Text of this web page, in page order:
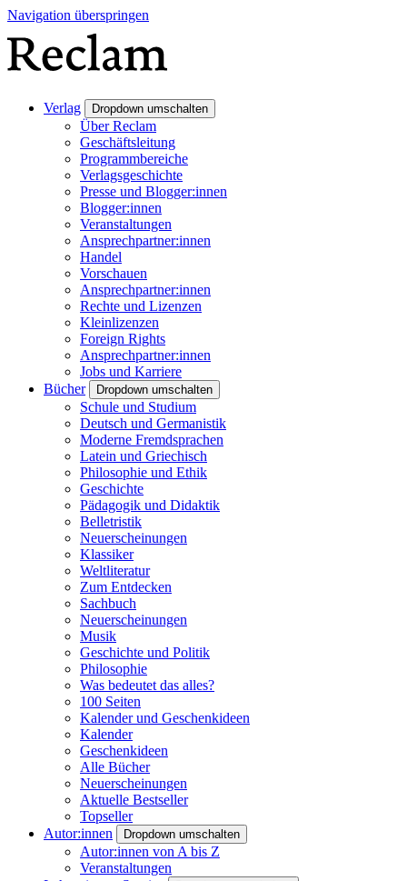
Navigation überspringen
Verlag Dropdown umschalten
Über Reclam
Geschäftsleitung
Programmbereiche
Verlagsgeschichte
Presse und Blogger:innen
Blogger:innen
Veranstaltungen
Ansprechpartner:innen
Handel
Vorschauen
Ansprechpartner:innen
Rechte und Lizenzen
Kleinlizenzen
Foreign Rights
Ansprechpartner:innen
Jobs und Karriere
Bücher
Dropdown umschalten
Schule und Studium
Deutsch und Germanistik
Moderne Fremdsprachen
Latein und Griechisch
Philosophie und Ethik
Geschichte
Pädagogik und Didaktik
Belletristik
Neuerscheinungen
Klassiker
Weltliteratur
Zum Entdecken
Sachbuch
Neuerscheinungen
Musik
Geschichte und Politik
Philosophie
Was bedeutet das alles?
100 Seiten
Kalender und Geschenkideen
Kalender
Geschenkideen
Alle Bücher
Neuerscheinungen
Aktuelle Bestseller
Topseller
Autor:innen
Dropdown umschalten
Autor:innen von A bis Z
Veranstaltungen